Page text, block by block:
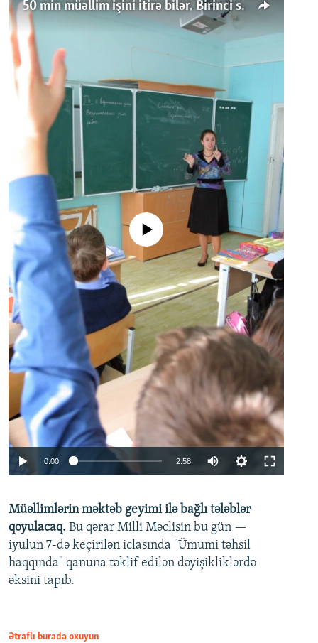
50 min müəllim işini itirə bilər. Birinci sinfə gedənlər azalır
No media source currently available
0:00 2:58
360p
480p
720p
Müəllimlərin məktəb geyimi ilə bağlı tələblər
qoyulacaq. Bu qərar Milli Məclisin bu gün —
iyulun 7-də keçirilən iclasında "Ümumi təhsil
haqqında" qanuna təklif edilən dəyişikliklərdə
əksini tapıb.
Ətraflı burada oxuyun